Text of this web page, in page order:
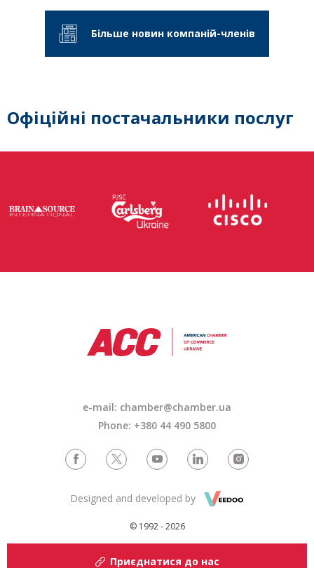
Більше новин компаній-членів
Офіційні постачальники послуг
e-mail: chamber@chamber.ua
Phone: +380 44 490 5800
© 1992 - 2026
Designed and developed by
Приєднатися до нас